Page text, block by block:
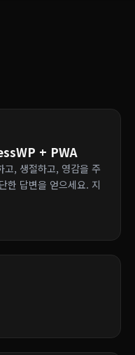
+ PWA
, 생절하고, 영감을 주
한 답변을 얻으세요. 지